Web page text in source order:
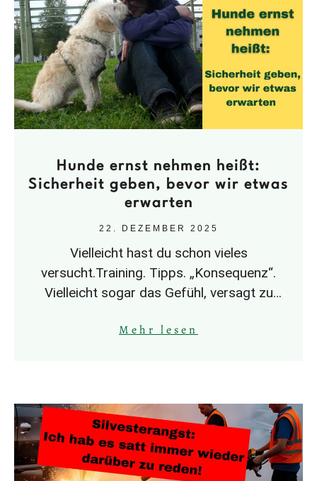
Hunde ernst nehmen heißt:
Sicherheit geben, bevor wir etwas
erwarten
22. DEZEMBER 2025
Vielleicht hast du schon vieles
versucht.Training. Tipps. „Konsequenz“.
Vielleicht sogar das Gefühl, versagt zu
Hund.Zieht sich zurück. Geht nach vorne.
Mehr lesen